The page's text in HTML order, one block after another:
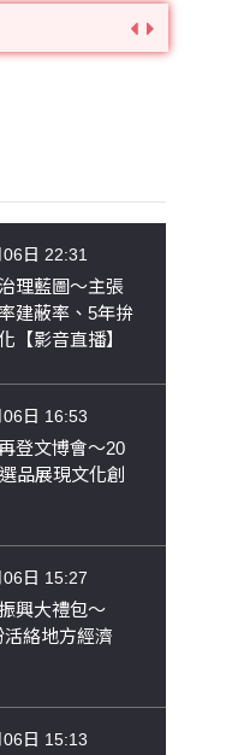
日 22:31
理藍圖～主張
建蔽率、5年拚
【影音直播】
日 16:53
登文博會～20
品展現文化創
日 15:27
興大禮包～
絡地方經濟
日 15:13